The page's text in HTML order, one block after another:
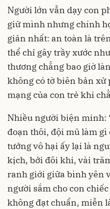
Người lớn vẫn dạy con
giữ mình nhưng chính
giản nhất: an toàn là
thể chỉ gây trầy xước
thương chẳng bao giờ
không có tờ biên bản xử
mạng của con trẻ khi
Nhiều người biện minh:
đoạn thôi, đội mũ làm gì
tưởng vô hại ấy lại là
kịch, bởi đôi khi, vài
ranh giới giữa bình yên
người sắm cho con
không đạt chuẩn, miễn